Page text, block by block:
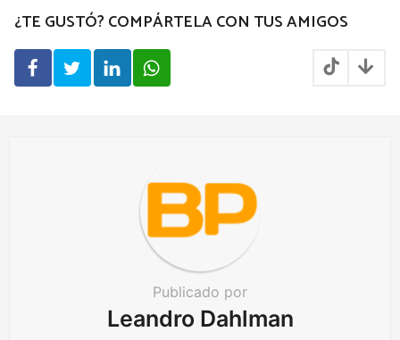
P
a
i
¿TE GUSTÓ? COMPÁRTELA CON TUS AMIGOS
Publicado por
Leandro Dahlman